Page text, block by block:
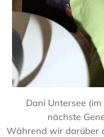
Dani Untersee
nächste
Während wir darüber